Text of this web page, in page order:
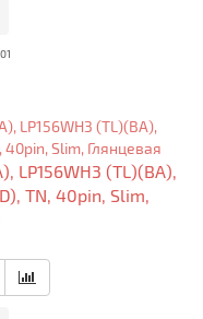
LP156WH3 (TL)(BA),
TN, 40pin, Slim,